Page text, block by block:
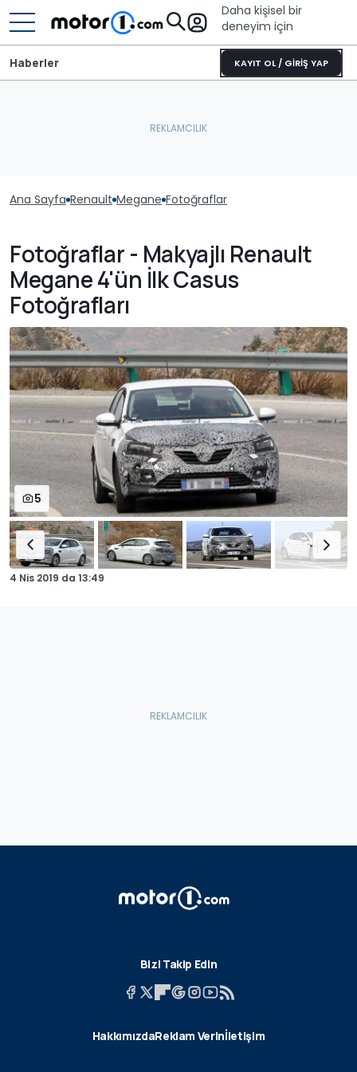
Daha kişisel bir
deneyim için
KAYIT OL / GİRİŞ YAP
Haberler
Ana Sayfa Renault Megane Fotoğraflar
Fotoğraflar - Makyajlı Renault
Megane 4'ün İlk Casus
Fotoğrafları
5
4 Nis 2019 da 13:49
Bizi Takip Edin
HakkımızdaReklam Verinİletişim